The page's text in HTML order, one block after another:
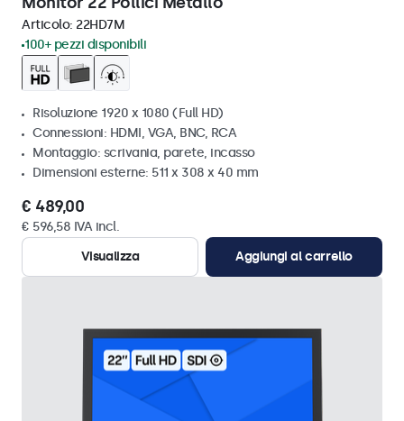
Articolo: 22HD7M
100+ pezzi disponibili
Risoluzione 1920 x 1080 (Full HD)
Connessioni: HDMI, VGA, BNC, RCA
Montaggio: scrivania, parete, incasso
Dimensioni esterne: 511 x 308 x 40 mm
€ 489,00
€ 596,58 IVA incl.
Visualizza
Aggiungi al carrello